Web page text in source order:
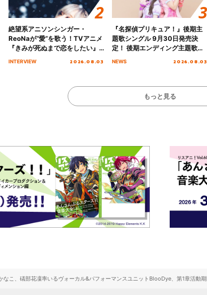
絶望系アニソンシンガー・
ReoNaが“愛”を歌う！TVアニメ
『きみが死ぬまで恋をしたい』
INTERVIEW 2026.08.03
『名探偵プリキュア！』後期主
題歌シングル 9月30日発売決
定！ 後期エンディング主題歌
NEWS 2026.08.03
もっと見る